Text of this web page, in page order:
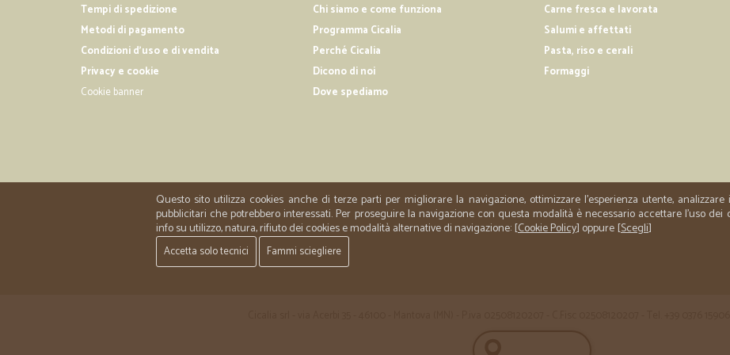
Bene grazie Tutto apostó con la sua
consegna velocissima molto
Tempi di spedizione
Metodi di pagamento
Condizioni d'uso e di vendita
Privacy e cookie
Cookie banner
Chi siamo e come funziona
Programma Cicalia
Perché Cicalia
Dicono di noi
Dove spediamo
Carne fresca e lavorata
Salumi e affettati
Pasta, riso e cerali
Formaggi
Questo sito utilizza cookies anche di terze parti per migliorare la navigazione, ottimizzare l'esperienza utente,
pubblicitari che potrebbero interessati. Per proseguire la navigazione con questa modalità è necessario accettare l'uso
info su utilizzo, natura, rifiuto dei cookies e modalità alternative di navigazione: [Cookie Policy] oppure [Scegli]
Accetta solo tecnici Fammi sciegliere